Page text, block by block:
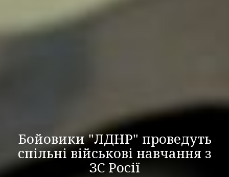
Бойовики "ЛДНР" проведуть
спільні військові навчання з
ЗС Росії